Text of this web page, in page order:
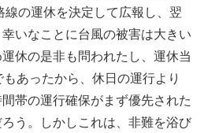
の運休を決定して広報し、翌
いなことに台風の被害は大きい
休の是非も問われたし、運休当
あったから、休日の運行より
帯の運行確保がまず優先された
う。しかしこれは、非難を浴び